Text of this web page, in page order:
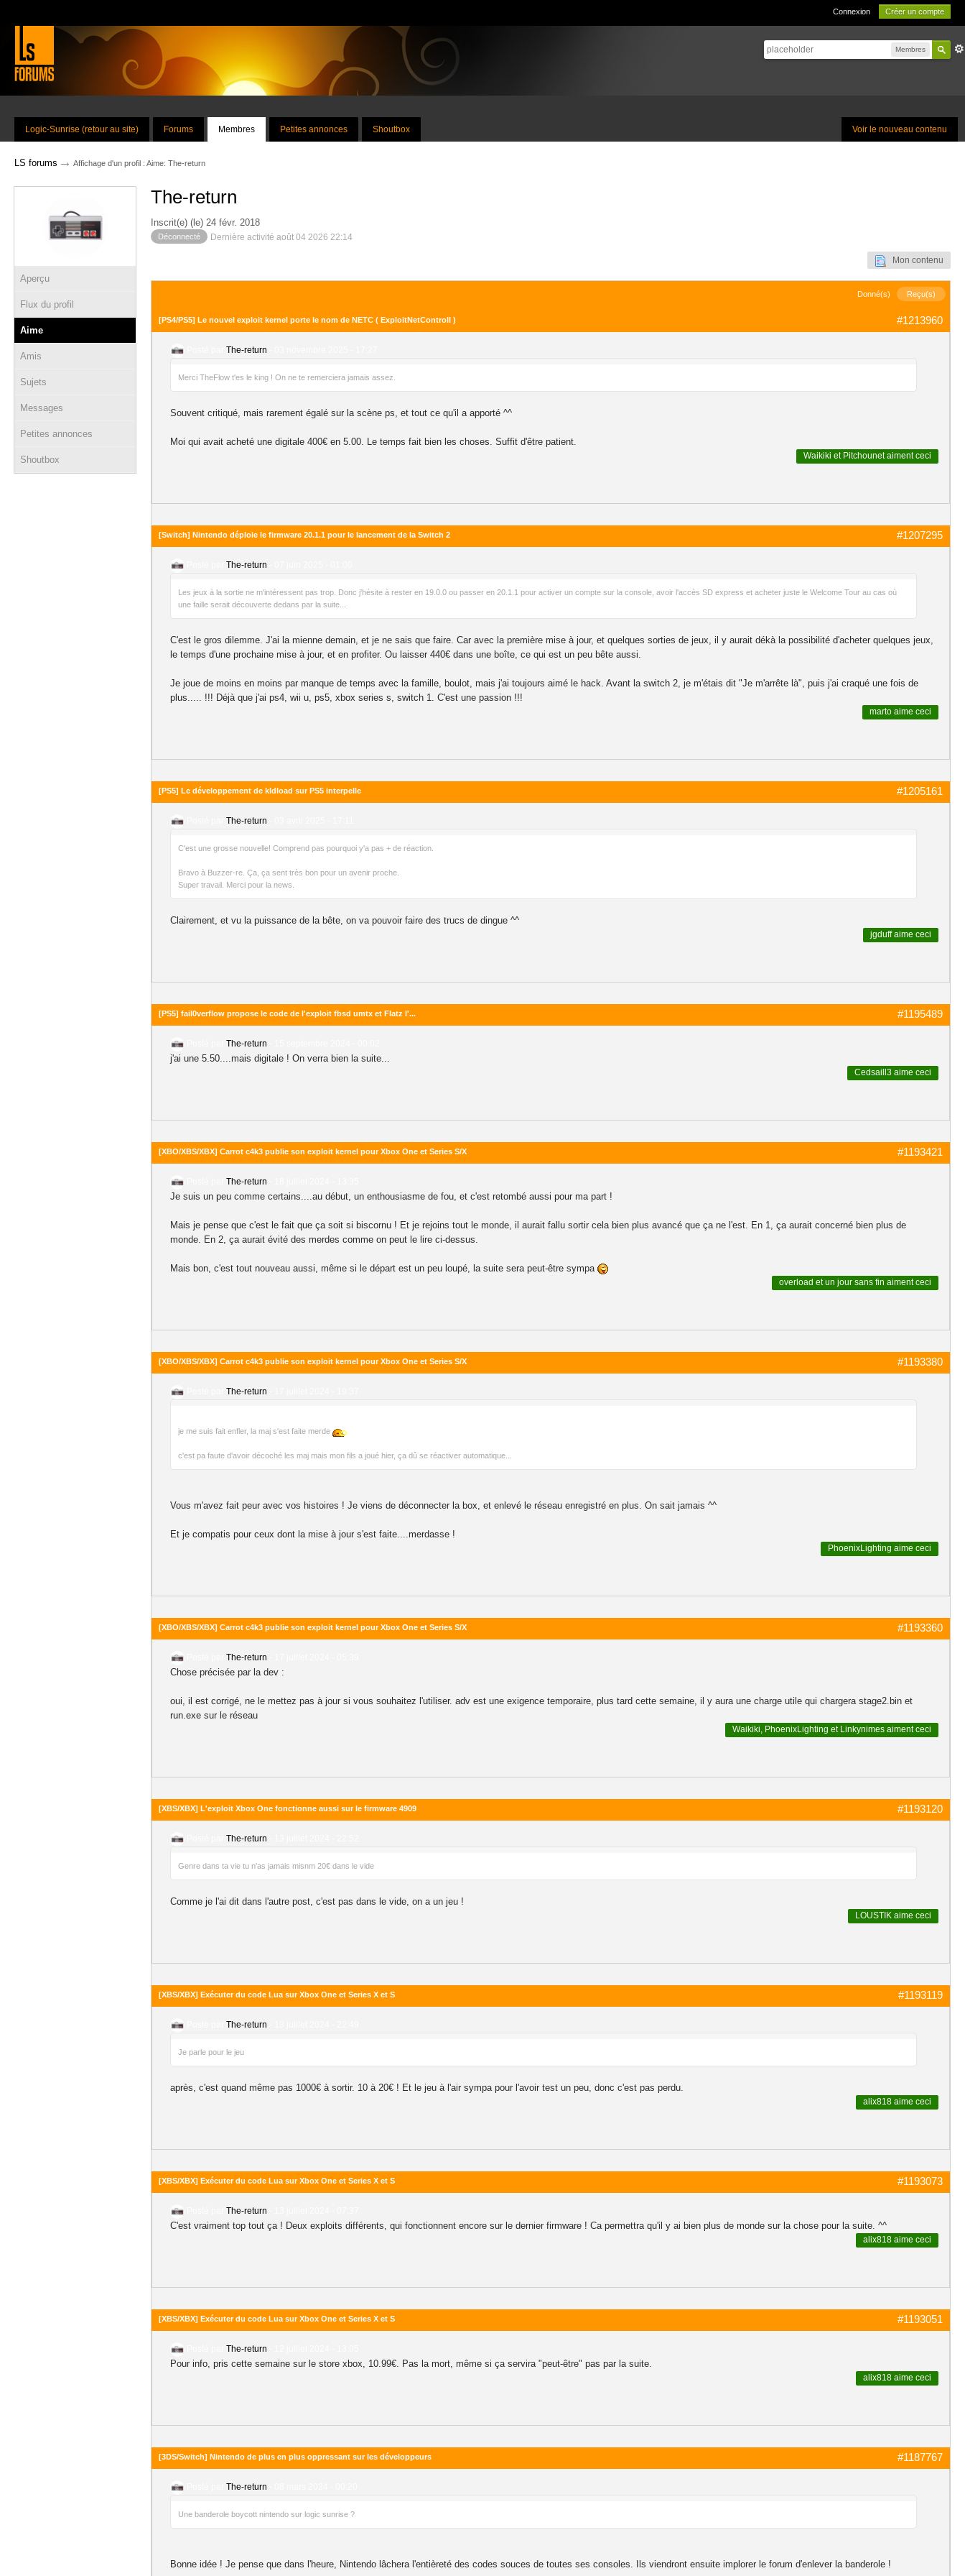
Connexion Créer un compte
Membres
Voir le nouveau contenu
Logic-Sunrise (retour au site) Forums Membres Petites annonces Shoutbox
LS forums → Affichage d'un profil : Aime: The-return
Aperçu
Flux du profil
Aime
Amis
Sujets
Messages
Petites annonces
Shoutbox
The-return
Inscrit(e) (le) 24 févr. 2018
Déconnecté Dernière activité août 04 2026 22:14
Mon contenu
Donné(s) Reçu(s)
#1213960
[PS4/PS5] Le nouvel exploit kernel porte le nom de NETC ( ExploitNetControlI )
The-return
Merci TheFlow t'es le king ! On ne te remerciera jamais assez.
Souvent critiqué, mais rarement égalé sur la scène ps, et tout ce qu'il a apporté ^^
Moi qui avait acheté une digitale 400€ en 5.00. Le temps fait bien les choses. Suffit d'être patient.
Waikiki et Pitchounetaiment ceci
#1207295
[Switch] Nintendo déploie le firmware 20.1.1 pour le lancement de la Switch 2
The-return
Les jeux à la sortie ne m'intéressent pas trop. Donc j'hésite à rester en 19.0.0 ou passer en 20.1.1 pour activer un compte sur la console, avoir l'accès SD express et acheter juste le Welcome Tour au cas où
une faille serait découverte dedans par la suite...
C'est le gros dilemme. J'ai la mienne demain, et je ne sais que faire. Car avec la première mise à jour, et quelques sorties de jeux, il y aurait dékà la possibilité d'acheter quelques jeux,
le temps d'une prochaine mise à jour, et en profiter. Ou laisser 440€ dans une boîte, ce qui est un peu bête aussi.
Je joue de moins en moins par manque de temps avec la famille, boulot, mais j'ai toujours aimé le hack. Avant la switch 2, je m'étais dit "Je m'arrête là", puis j'ai craqué une fois de
plus..... !!! Déjà que j'ai ps4, wii u, ps5, xbox series s, switch 1. C'est une passion !!!
marto aime ceci
#1205161
[PS5] Le développement de kldload sur PS5 interpelle
The-return
C'est une grosse nouvelle! Comprend pas pourquoi y'a pas + de réaction.
Bravo à Buzzer-re. Ça, ça sent très bon pour un avenir proche.
Super travail. Merci pour la news.
Clairement, et vu la puissance de la bête, on va pouvoir faire des trucs de dingue ^^
jgduffaime ceci
#1195489
[PS5] fail0verflow propose le code de l'exploit fbsd umtx et Flatz l'...
The-return
j'ai une 5.50....mais digitale ! On verra bien la suite...
Cedsaill3 aime ceci
#1193421
[XBO/XBS/XBX] Carrot c4k3 publie son exploit kernel pour Xbox One et Series S/X
The-return
Je suis un peu comme certains....au début, un enthousiasme de fou, et c'est retombé aussi pour ma part !
Mais je pense que c'est le fait que ça soit si biscornu ! Et je rejoins tout le monde, il aurait fallu sortir cela bien plus avancé que ça ne l'est. En 1, ça aurait concerné bien plus de
monde. En 2, ça aurait évité des merdes comme on peut le lire ci-dessus.
Mais bon, c'est tout nouveau aussi, même si le départ est un peu loupé, la suite sera peut-être sympa
overload etun jour sans fin aiment ceci
#1193380
[XBO/XBS/XBX] Carrot c4k3 publie son exploit kernel pour Xbox One et Series S/X
The-return
je me suis fait enfler, la maj s'est faite merde
c'est pa faute d'avoir décoché les maj mais mon fils a joué hier, ça dû se réactiver automatique...
Vous m'avez fait peur avec vos histoires ! Je viens de déconnecter la box, et enlevé le réseau enregistré en plus. On sait jamais ^^
Et je compatis pour ceux dont la mise à jour s'est faite....merdasse !
PhoenixLighting aime ceci
#1193360
[XBO/XBS/XBX] Carrot c4k3 publie son exploit kernel pour Xbox One et Series S/X
The-return
Chose précisée par la dev :
oui, il est corrigé, ne le mettez pas à jour si vous souhaitez l'utiliser. adv est une exigence temporaire, plus tard cette semaine, il y aura une charge utile qui chargera stage2.bin et
run.exe sur le réseau
Waikiki, PhoenixLighting et Linkynimes aiment ceci
#1193120
[XBS/XBX] L'exploit Xbox One fonctionne aussi sur le firmware 4909
The-return
Genre dans ta vie tu n'as jamais misnm 20€ dans le vide
Comme je l'ai dit dans l'autre post, c'est pas dans le vide, on a un jeu !
LOUSTIK aime ceci
#1193119
[XBS/XBX] Exécuter du code Lua sur Xbox One et Series X et S
The-return
Je parle pour le jeu
après, c'est quand même pas 1000€ à sortir. 10 à 20€ ! Et le jeu à l'air sympa pour l'avoir test un peu, donc c'est pas perdu.
alix818 aime ceci
#1193073
[XBS/XBX] Exécuter du code Lua sur Xbox One et Series X et S
The-return
C'est vraiment top tout ça ! Deux exploits différents, qui fonctionnent encore sur le dernier firmware ! Ca permettra qu'il y ai bien plus de monde sur la chose pour la suite. ^^
alix818 aime ceci
#1193051
[XBS/XBX] Exécuter du code Lua sur Xbox One et Series X et S
The-return
Pour info, pris cette semaine sur le store xbox, 10.99€. Pas la mort, même si ça servira "peut-être" pas par la suite.
alix818 aime ceci
#1187767
[3DS/Switch] Nintendo de plus en plus oppressant sur les développeurs
The-return
Une banderole boycott nintendo sur logic sunrise ?
Bonne idée ! Je pense que dans l'heure, Nintendo lâchera l'entièreté des codes souces de toutes ses consoles. Ils viendront ensuite implorer le forum d'enlever la banderole !